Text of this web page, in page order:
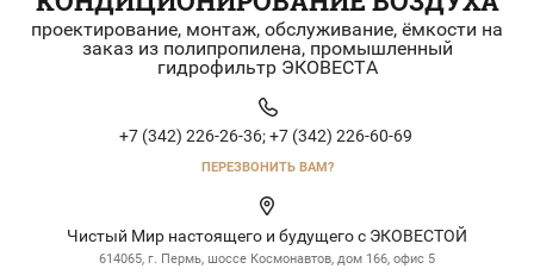
проектирование, монтаж, обслуживание, ёмкости на
заказ из полипропилена, промышленный
гидрофильтр ЭКОВЕСТА
+7 (342) 226-26-36; +7 (342) 226-60-69
ПЕРЕЗВОНИТЬ ВАМ?
Чистый Мир настоящего и будущего с ЭКОВЕСТОЙ
614065, г. Пермь, шоссе Космонавтов, дом 166, офис 5